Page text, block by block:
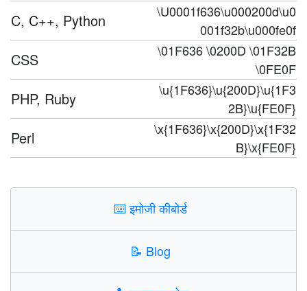
C, C++, Python
\U0001f636\u000200d\u0
001f32b\u000fe0f
CSS
\01F636 \0200D \01F32B
\0FE0F
PHP, Ruby
\u{1F636}\u{200D}\u{1F3
2B}\u{FE0F}
Perl
\x{1F636}\x{200D}\x{1F32
B}\x{FE0F}
⌨️इमोजी कीबोर्ड
📝 Blog